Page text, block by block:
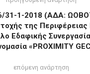
1-2018 (ΑΔΑ:
της Περιφέρειας
Εδαφικής
«PROXIMITY
επόμενη ανάρτηση